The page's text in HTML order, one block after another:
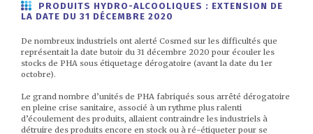
PRODUITS HYDRO-ALCOOLIQUES : EXTENSION DE
LA DATE DU 31 DÉCEMBRE 2020
De nombreux industriels ont alerté Cosmed sur les difficultés que
représentait la date butoir du 31 décembre 2020 pour écouler les
stocks de PHA sous étiquetage dérogatoire (avant la date du 1er
octobre).
Le grand nombre d’unités de PHA fabriqués sous arrêté dérogatoire
en pleine crise sanitaire, associé à un rythme plus ralenti
d’écoulement des produits, allaient contraindre les industriels à
détruire des produits encore en stock ou à ré-étiqueter pour se